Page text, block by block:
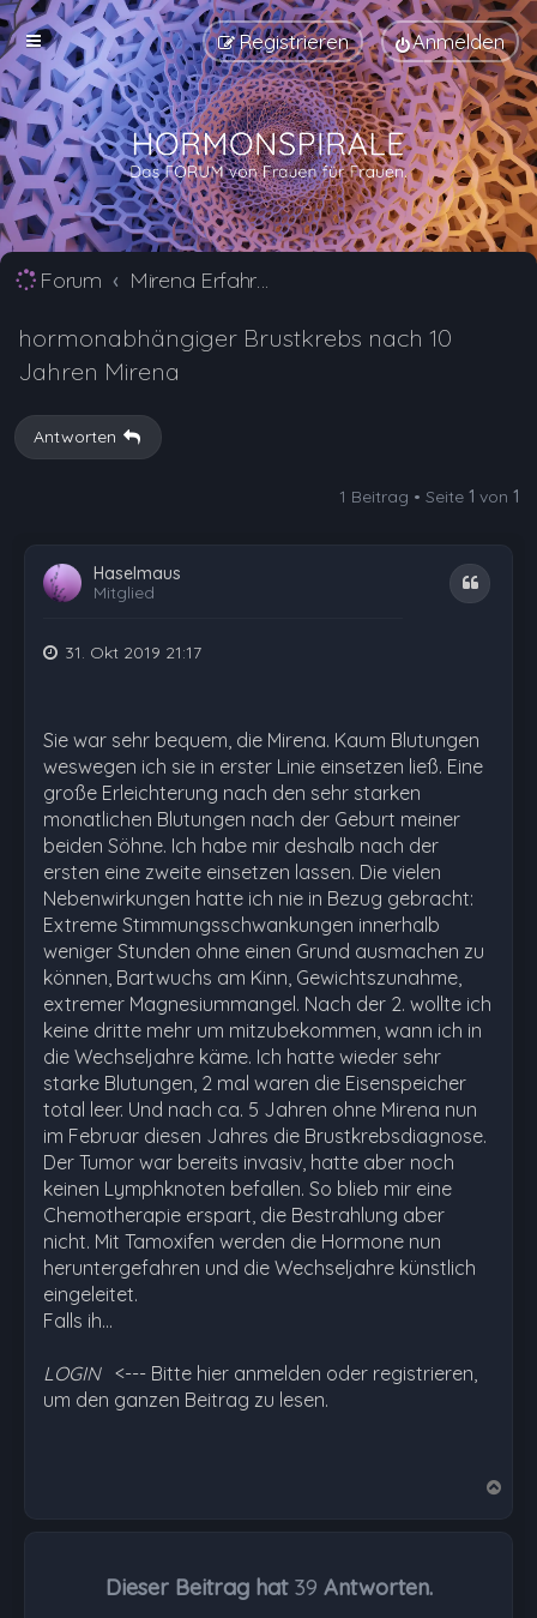
Anmelden
Registrieren
Forum Mirena Erfahrungsberichte und Nebenwirkungen
hormonabhängiger Brustkrebs nach 10
Jahren Mirena
Antworten
1 Beitrag • Seite 1 von 1
Haselmaus
Mitglied
Zitat
31. Okt 2019 21:17
Sie war sehr bequem, die Mirena. Kaum Blutungen
weswegen ich sie in erster Linie einsetzen ließ. Eine
große Erleichterung nach den sehr starken
monatlichen Blutungen nach der Geburt meiner
beiden Söhne. Ich habe mir deshalb nach der
ersten eine zweite einsetzen lassen. Die vielen
Nebenwirkungen hatte ich nie in Bezug gebracht:
Extreme Stimmungsschwankungen innerhalb
weniger Stunden ohne einen Grund ausmachen zu
können, Bartwuchs am Kinn, Gewichtszunahme,
extremer Magnesiummangel. Nach der 2. wollte ich
keine dritte mehr um mitzubekommen, wann ich in
die Wechseljahre käme. Ich hatte wieder sehr
starke Blutungen, 2 mal waren die Eisenspeicher
total leer. Und nach ca. 5 Jahren ohne Mirena nun
im Februar diesen Jahres die Brustkrebsdiagnose.
Der Tumor war bereits invasiv, hatte aber noch
keinen Lymphknoten befallen. So blieb mir eine
Chemotherapie erspart, die Bestrahlung aber
nicht. Mit Tamoxifen werden die Hormone nun
heruntergefahren und die Wechseljahre künstlich
eingeleitet.
Falls ih…
LOGIN <--- Bitte hier anmelden oder registrieren,
um den ganzen Beitrag zu lesen.
Dieser Beitrag hat 39 Antworten.